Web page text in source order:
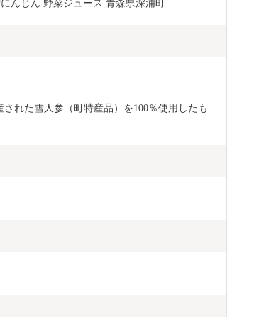
んじん 野菜ジュース 青森県深浦町
れた雪人参（町特産品）を100％使用したも